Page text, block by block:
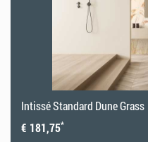
Intissé Standard Dune Grass
€ 181,75*